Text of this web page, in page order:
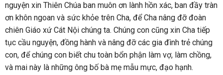
nguyện xin Thiên Chúa ban muôn ơn lành hồn xác, ban đầy tràn
ơn khôn ngoan và sức khỏe trên Cha, để Cha nâng đỡ đoàn
chiên Giáo xứ Cát Nội chúng ta. Chúng con cũng xin Cha tiếp
tục cầu nguyện, đồng hành và nâng đỡ các gia đình trẻ chúng
con, để chúng con biết chu toàn bổn phận làm vợ, làm chồng,
và mai này là những ông bố bà mẹ mẫu mực, đạo hạnh.